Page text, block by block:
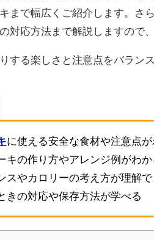
まで幅広くご紹介します。さ
対応方法まで解説しますので
する楽しさと注意点をバラン
に使える安全な食材や注意点が
キの作り方やアレンジ例がわか
スやカロリーの考え方が理解で
きの対応や保存方法が学べる